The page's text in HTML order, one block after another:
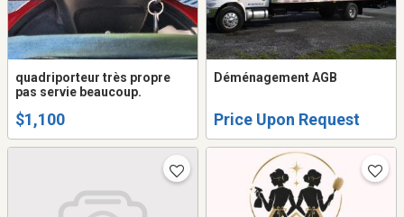
quadriporteur très propre
pas servie beaucoup.
$1,100
Déménagement AGB
Price Upon Request